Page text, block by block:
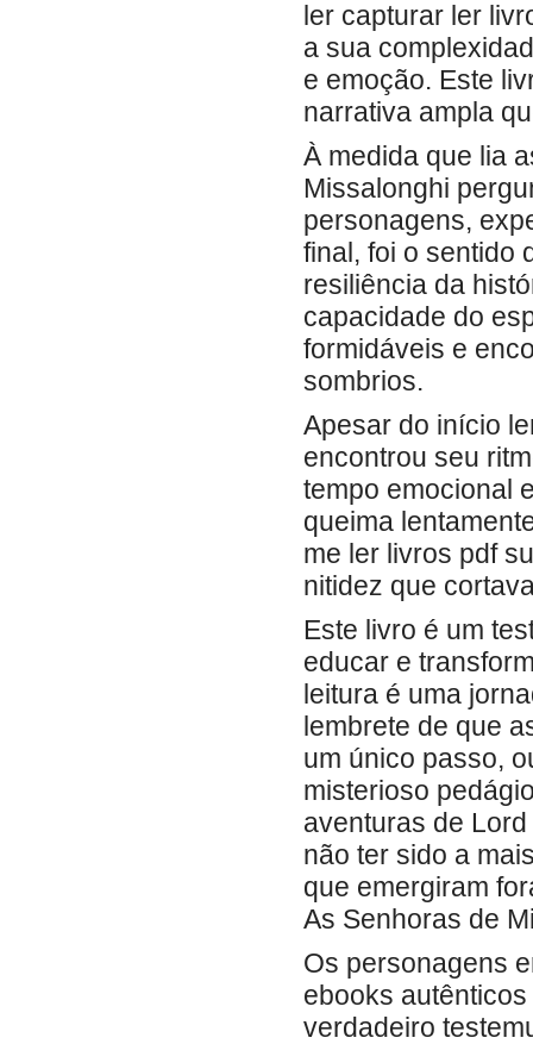
ler capturar ler
a sua
e emoção. Este
narrativa ampla
À medida que lia
Missalonghi
personagens,
final, foi o sentido
resiliência da
capacidade do
formidáveis e
sombrios.
Apesar do início
encontrou seu
tempo emocional
queima
me ler livros pdf
nitidez que
Este livro é um
educar e
leitura é uma
lembrete de que
um único passo,
misterioso
aventuras de
não ter sido a
que emergiram
As Senhoras de
Os personagens
ebooks
verdadeiro